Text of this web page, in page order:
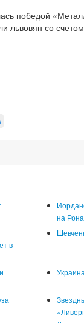
победой
львовян со
на
в